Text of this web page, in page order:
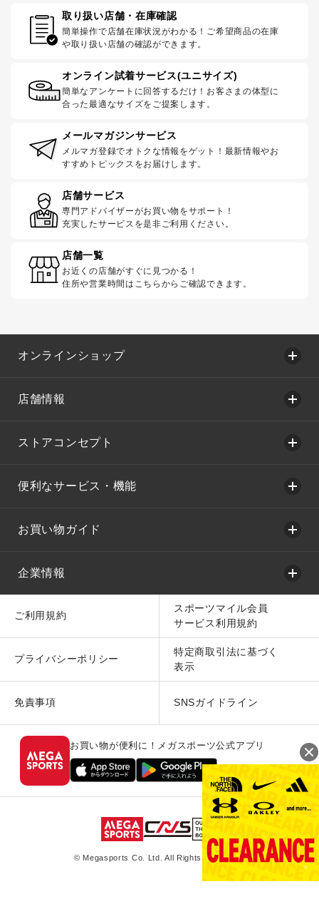
取り扱い店舗・在庫確認
簡単操作で店舗在庫状況がわかる！ご希望商品の在庫
や取り扱い店舗の確認ができます。
オンライン試着サービス(ユニサイズ)
簡単なアンケートに回答するだけ！お客さまの体型に
合った最適なサイズをご提案します。
メールマガジンサービス
メルマガ登録でオトクな情報をゲット！最新情報やお
すすめトピックスをお届けします。
店舗サービス
専門アドバイザーがお買い物をサポート！
充実したサービスを是非ご利用ください。
店舗一覧
お近くの店舗がすぐに見つかる！
住所や営業時間はこちらからご確認できます。
オンラインショップ
店舗情報
ストアコンセプト
便利なサービス・機能
お買い物ガイド
企業情報
ご利用規約
スポーツマイル会員
サービス利用規約
プライバシーポリシー
特定商取引法に基づく
表示
免責事項 SNSガイドライン
お買い物が便利に！メガスポーツ公式アプリ
© Megasports Co. Ltd. All Rights Reserved.